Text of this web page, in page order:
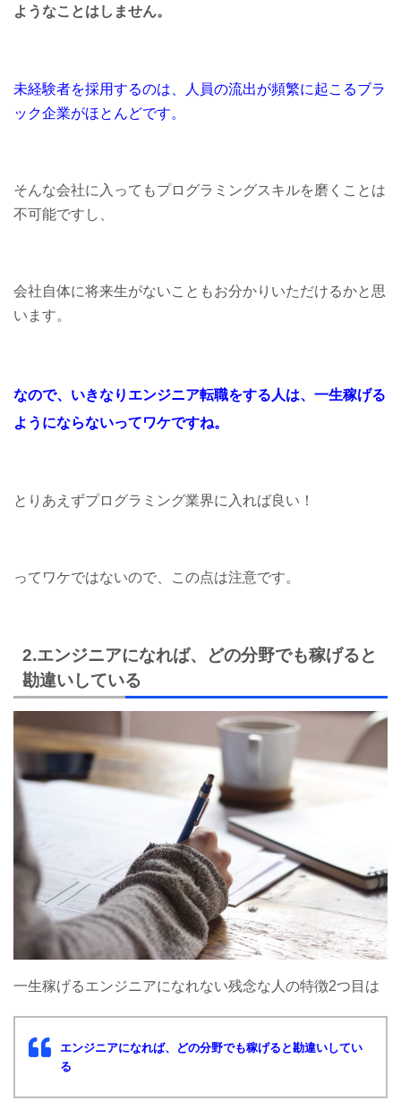
ようなことはしません。
未経験者を採用するのは、人員の流出が頻繁に起こるブラ
ック企業がほとんどです。
そんな会社に入ってもプログラミングスキルを 磨くことは
不可能ですし、
会社自体に将来生がないこともお分かりいただけるかと思
います。
なので、 いきなりエンジニア転職をする人は、 一生稼げる
ようにならないってワケですね。
とりあえずプログラミング業界に入れば良い！
ってワケではないので、この点は注意です。
2.エンジニアになれば、どの分野でも稼げると
勘違いしている
一生稼げるエンジニアになれない残念な人の特徴2つ目は
エンジニアになれば、どの分野でも稼げると勘違いしてい
る